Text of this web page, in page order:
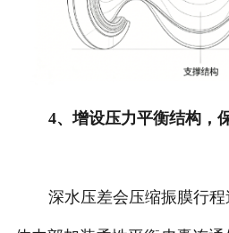
4、增设压力平衡结构，
深水压差会压缩振膜行